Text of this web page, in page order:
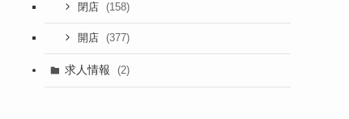
閉店 (158)
開店 (377)
求人情報 (2)